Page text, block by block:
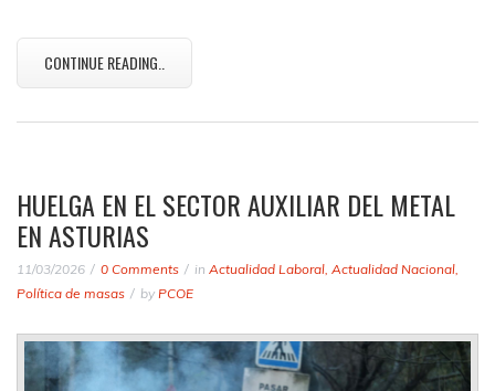
CONTINUE READING..
HUELGA EN EL SECTOR AUXILIAR DEL METAL
EN ASTURIAS
11/03/2026 0 Comments in Actualidad Laboral Actualidad Nacional
Política de masas
by PCOE